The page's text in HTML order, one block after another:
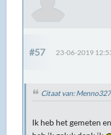
#57 23-06-2019
Citaat van:
Ik heb het gemeten